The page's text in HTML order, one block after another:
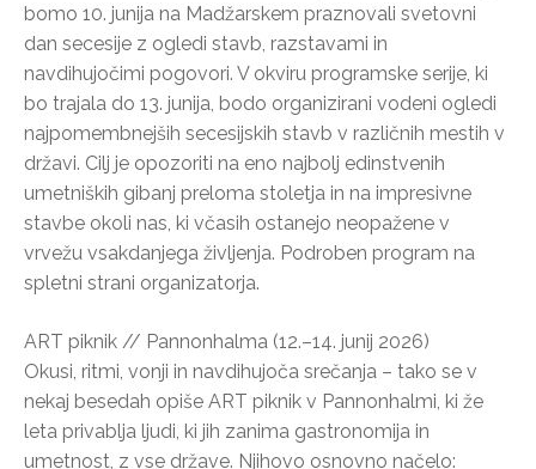
bomo 10. junija na Madžarskem praznovali svetovni
dan secesije z ogledi stavb, razstavami in
navdihujočimi pogovori. V okviru programske serije, ki
bo trajala do 13. junija, bodo organizirani vodeni ogledi
najpomembnejših secesijskih stavb v različnih mestih v
državi. Cilj je opozoriti na eno najbolj edinstvenih
umetniških gibanj preloma stoletja in na impresivne
stavbe okoli nas, ki včasih ostanejo neopažene v
vrvežu vsakdanjega življenja. Podroben program na
spletni strani organizatorja.
ART piknik // Pannonhalma (12.–14. junij 2026)
Okusi, ritmi, vonji in navdihujoča srečanja – tako se v
nekaj besedah opiše ART piknik v Pannonhalmi, ki že
leta privablja ljudi, ki jih zanima gastronomija in
umetnost, z vse države. Njihovo osnovno načelo: